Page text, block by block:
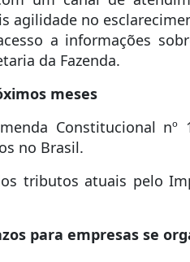
agilidade no
a informações
da Fazenda.
meses
Constitucional
no Brasil.
tributos atuais pelo
para empresas se